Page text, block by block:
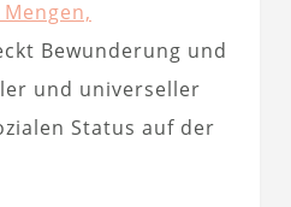
Bewunderung und
und universeller
Status auf der